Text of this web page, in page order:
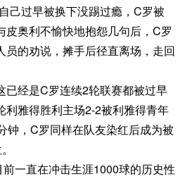
己过早被换下没踢过瘾，C罗被
皮奥利不愉快地抱怨几句后，C罗
员的劝说，摊手后径直离场，走回
经是C罗连续2轮联赛都被过早
利雅得胜利主场2-2被利雅得青年
钟，C罗同样在队友染红后成为被
一直在冲击生涯1000球的历史性